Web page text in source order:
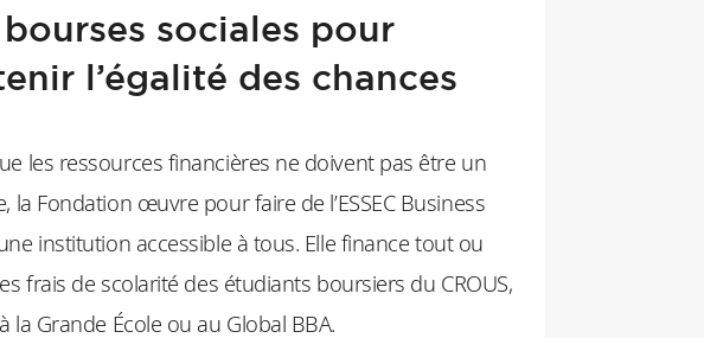
bourses sociales pour
l’égalité des chances
les ressources financières ne doivent pas être un
la Fondation œuvre pour faire de l’ESSEC Business
institution accessible à tous. Elle finance tout ou
frais de scolarité des étudiants boursiers du CROUS,
la Grande École ou au Global BBA.